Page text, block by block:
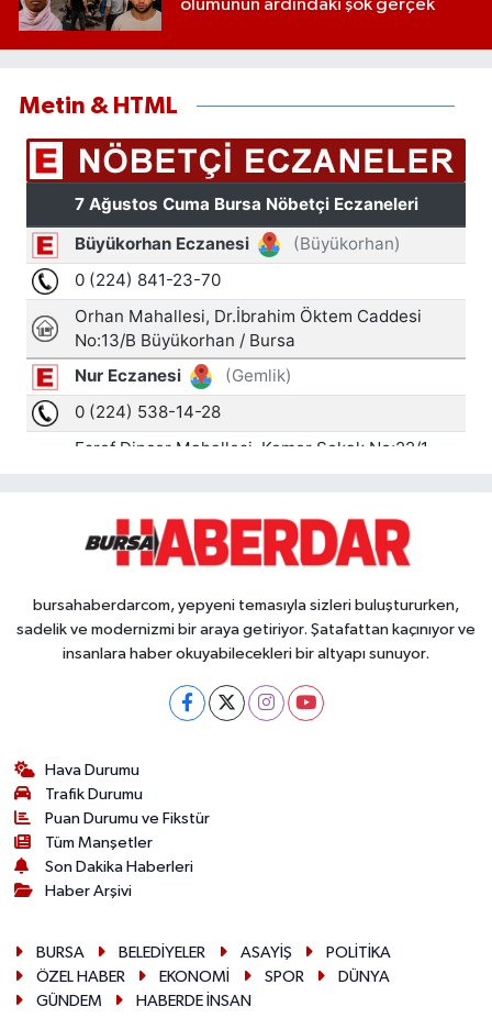
ölümünün ardındaki şok gerçek
Metin & HTML
bursahaberdarcom, yepyeni temasıyla sizleri buluştururken,
sadelik ve modernizmi bir araya getiriyor. Şatafattan kaçınıyor ve
insanlara haber okuyabilecekleri bir altyapı sunuyor.
Hava Durumu
Trafik Durumu
Puan Durumu ve Fikstür
Tüm Manşetler
Son Dakika Haberleri
Haber Arşivi
BURSA BELEDİYELER ASAYİŞ
POLİTİKA
ÖZEL HABER
EKONOMİ SPOR
DÜNYA
GÜNDEM
HABERDE İNSAN